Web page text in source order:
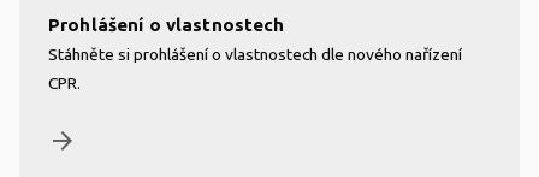
Prohlášení o vlastnostech
Stáhněte si prohlášení o vlastnostech dle nového nařízení
CPR.
arrow_forward